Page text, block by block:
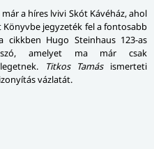
a híres lvivi Skót Kávéház, ahol
jegyzeték fel a fontosabb
cikkben Hugo Steinhaus 123-as
szó, amelyet ma már csak
Titkos Tamásismerteti
vázlatát.